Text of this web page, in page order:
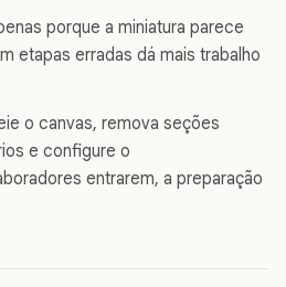
porque a miniatura parece
etapas erradas dá mais trabalho
o canvas, remova seções
e configure o
entrarem, a preparação